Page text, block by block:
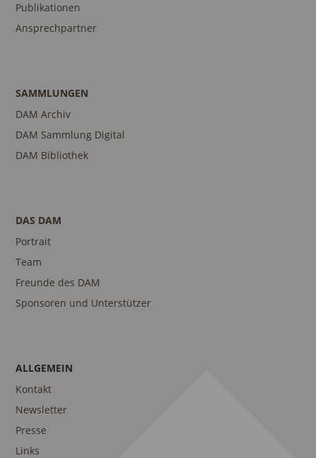
Publikationen
Ansprechpartner
SAMMLUNGEN
DAM Archiv
DAM Sammlung Digital
DAM Bibliothek
DAS DAM
Portrait
Team
Freunde des DAM
Sponsoren und Unterstützer
ALLGEMEIN
Kontakt
Newsletter
Presse
Links